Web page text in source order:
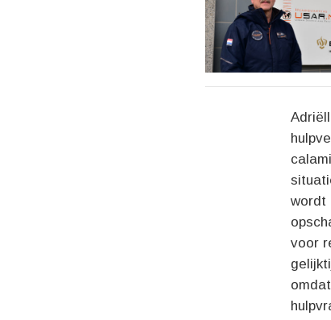
wordt
voor